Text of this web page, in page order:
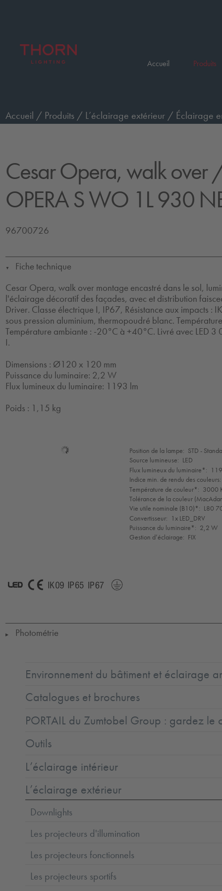
Accueil Produits
Accueil / Produits / L’éclairage extérieur / Éclairage
Cesar Opera, walk over/
OPERA S WO 1L 930
96700726
▼
Fiche technique
Cesar Opera, walk over montage encastré dans le sol,
l'éclairage décoratif des façades, avec et distribution
Driver. Classe électrique I, IP67, Résistance aux impacts :
sous pression aluminium, thermopoudré blanc.
Température ambiante : -20°C à +40°C. Livré avec LED 3
I.
Dimensions : Ø120 x 120 mm
Puissance du luminaire: 2,2 W
Flux lumineux du luminaire: 1193 lm
Poids : 1,15 kg
Sélection
de
mode
Position de la lampe: STD -
Source lumineuse: LED
Flux lumineux du luminaire*:
Indice min. de rendu des couleurs:
Température de couleur*: 3000
Tolérance de la couleur
Vie utile nominale (B10)*: L80
Convertisseur: 1x LED_DRV
Puissance du luminaire*: 2,2 W
Gestion d’éclairage: FIX
▶ Photométrie
Environnement du bâtiment et éclairage
Catalogues et brochures
PORTAIL du Zumtobel Group : gardez le
Outils
L’éclairage intérieur
L’éclairage extérieur
Downlights
Les projecteurs d'illumination
Les projecteurs fonctionnels
Les projecteurs sportifs